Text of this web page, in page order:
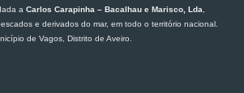
aCarlos Carapinha – Bacalhau e Marisco, Lda,
e derivados do mar, em todo o território nacional.
de Vagos, Distrito de Aveiro.